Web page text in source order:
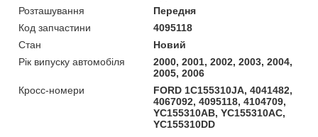
Розташування
Передня
Код запчастини
4095118
Стан
Новий
Рік випуску автомобіля
2000, 2001, 2002, 2003, 2004,
2005, 2006
Кросс-номери
FORD 1C155310JA, 4041482,
4067092, 4095118, 4104709,
YC155310AB, YC155310AC,
YC155310DD